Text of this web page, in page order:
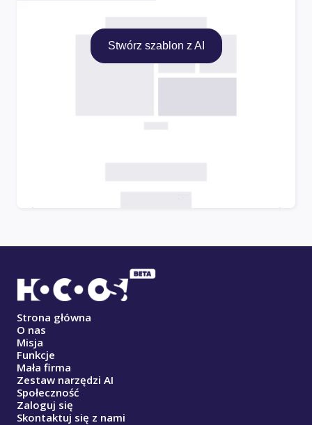
Stwórz szablon z AI
Strona główna
O nas
Misja
Funkcje
Mała firma
Zestaw narzędzi AI
Społeczność
Zaloguj się
Skontaktuj się z nami